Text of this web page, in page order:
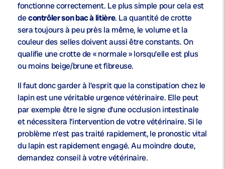
fonctionne correctement. Le plus simple pour cela est
decontrôler son bac à litière. La quantité de crotte
sera toujours à peu près la même, le volume et la
couleur des selles doivent aussi être constants. On
qualifie une crotte de « normale » lorsqu’elle est plus
ou moins beige/brune et fibreuse.
Il faut donc garder à l’esprit que la constipation chez le
lapin est une véritable urgence vétérinaire. Elle peut
par exemple être le signe d’une occlusion intestinale
et nécessitera l’intervention de votre vétérinaire. Si le
problème n’est pas traité rapidement, le pronostic vital
du lapin est rapidement engagé. Au moindre doute,
demandez conseil à votre vétérinaire.